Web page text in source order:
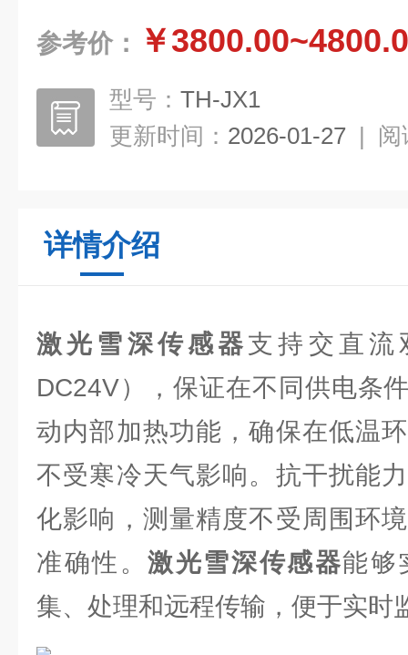
参考价： ￥
型号： TH-JX1
更新时间： 2026-01-27 | 阅
详情介绍
激光雪深传感器支持交直流
DC24V），保证在不同供电条
动内部加热功能，确保在低温
不受寒冷天气影响。抗干扰能
化影响，测量精度不受周围环
准确性。激光雪深传感器能够
集、处理和远程传输，便于实时